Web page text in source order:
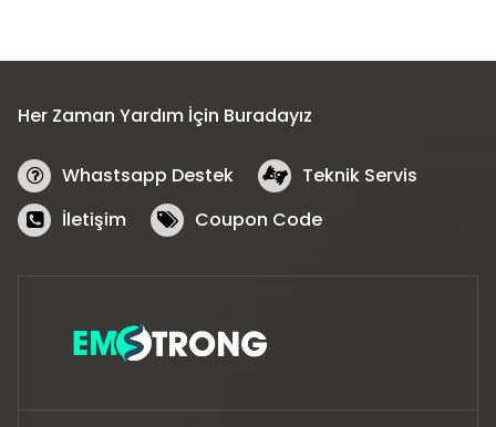
Her Zaman Yardım İçin Buradayız
Whastsapp Destek
Teknik Servis
İletişim
Coupon Code